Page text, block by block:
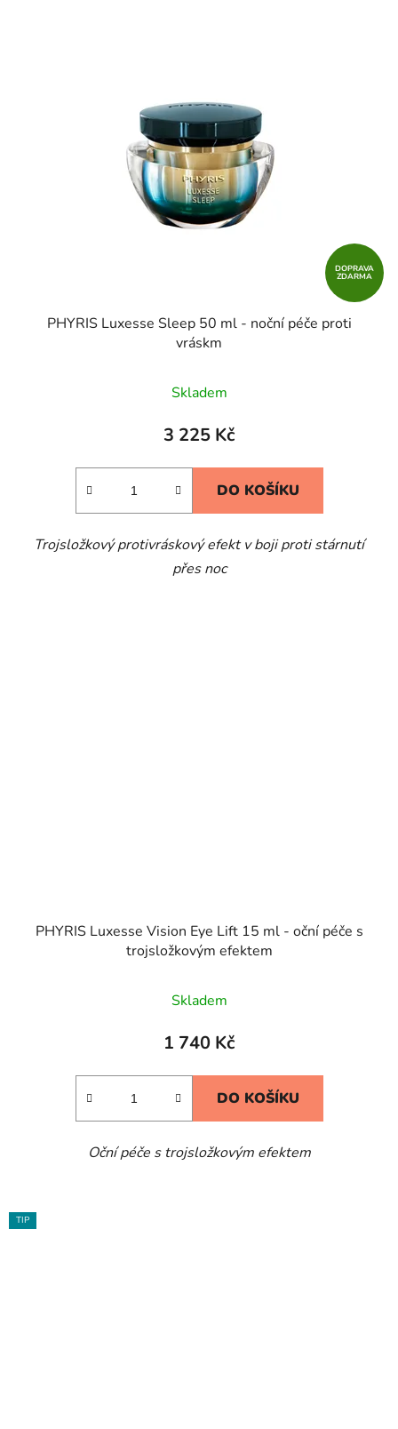
DOPRAVA
ZDARMA
PHYRIS Luxesse Sleep 50 ml - noční péče proti
vráskm
Skladem
3 225 Kč
DO KOŠÍKU
Trojsložkový protivráskový efekt v boji proti stárnutí
přes noc
PHYRIS Luxesse Vision Eye Lift 15 ml - oční péče s
trojsložkovým efektem
Skladem
1 740 Kč
DO KOŠÍKU
Oční péče s trojsložkovým efektem
TIP